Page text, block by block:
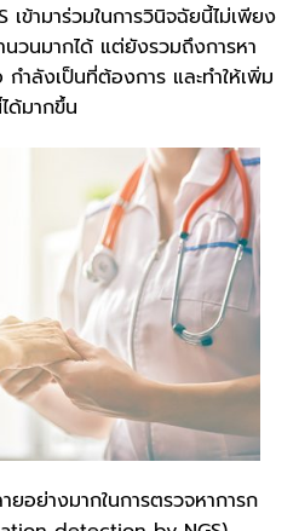
เข้ามาร่วมในการวินิจฉัยนี้ไม่เพียง
วนมากได้ แต่ยังรวมถึงการหา
ำลังเป็นที่ต้องการ และทำให้เพิ่ม
ด้มากขึ้น
ยอย่างมากในการตรวจหาการก